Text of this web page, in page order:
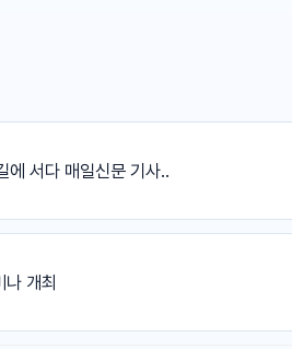
에 서다 매일신문 기사..
개최